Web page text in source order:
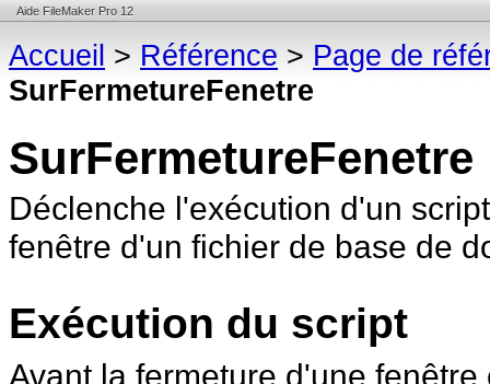
Aide FileMaker Pro 12
Accueil > Référence > Page de
SurFermetureFenetre
SurFermetureFenetre
Déclenche l'exécution d'un
fenêtre d'un fichier de base de
Exécution du script
Avant la fermeture d'une